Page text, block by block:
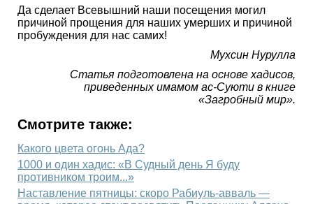
Да сделает Всевышний наши посещения могил
причиной прощения для наших умерших и причиной
пробуждения для нас самих!
Мухсин Нурулла
Статья подготовлена на основе хадисов,
приведенных имамом ас-Суюти в книге
«Загробный мир».
Смотрите также:
Какого цвета огонь Ада?
1000 и один хадис: «В Судный день Я буду
противником троим...»
Наставление пятницы: скоро Рабиуль-авваль —